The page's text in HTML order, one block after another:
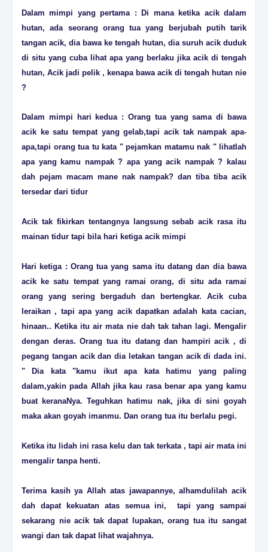
Dalam mimpi yang pertama : Di mana ketika acik dalam
hutan, ada seorang orang tua yang berjubah putih tarik
tangan acik, dia bawa ke tengah hutan, dia suruh acik duduk
di situ yang cuba lihat apa yang berlaku jika acik di tengah
hutan, Acik jadi pelik , kenapa bawa acik di tengah hutan nie
?
Dalam mimpi hari kedua : Orang tua yang sama di bawa
acik ke satu tempat yang gelab,tapi acik tak nampak apa-
apa,tapi orang tua tu kata " pejamkan matamu nak " lihatlah
apa yang kamu nampak ? apa yang acik nampak ? kalau
dah pejam macam mane nak nampak? dan tiba tiba acik
tersedar dari tidur
Acik tak fikirkan tentangnya langsung sebab acik rasa itu
mainan tidur tapi bila hari ketiga acik mimpi
Hari ketiga : Orang tua yang sama itu datang dan dia bawa
acik ke satu tempat yang ramai orang, di situ ada ramai
orang yang sering bergaduh dan bertengkar. Acik cuba
leraikan , tapi apa yang acik dapatkan adalah kata cacian,
hinaan.. Ketika itu air mata nie dah tak tahan lagi. Mengalir
dengan deras. Orang tua itu datang dan hampiri acik , di
pegang tangan acik dan dia letakan tangan acik di dada ini.
" Dia kata "kamu ikut apa kata hatimu yang paling
dalam,yakin pada Allah jika kau rasa benar apa yang kamu
buat keranaNya. Teguhkan hatimu nak, jika di sini goyah
maka akan goyah imanmu. Dan orang tua itu berlalu pegi.
Ketika itu lidah ini rasa kelu dan tak terkata , tapi air mata ini
mengalir tanpa henti.
Terima kasih ya Allah atas jawapannye, alhamdulilah acik
dah dapat kekuatan atas semua ini, tapi yang sampai
sekarang nie acik tak dapat lupakan, orang tua itu sangat
wangi dan tak dapat lihat wajahnya.